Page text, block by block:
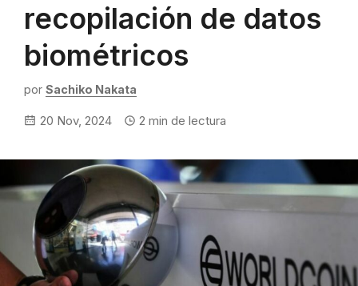
recopilación de datos
biométricos
por Sachiko Nakata
20 Nov, 2024 2 min de lectura